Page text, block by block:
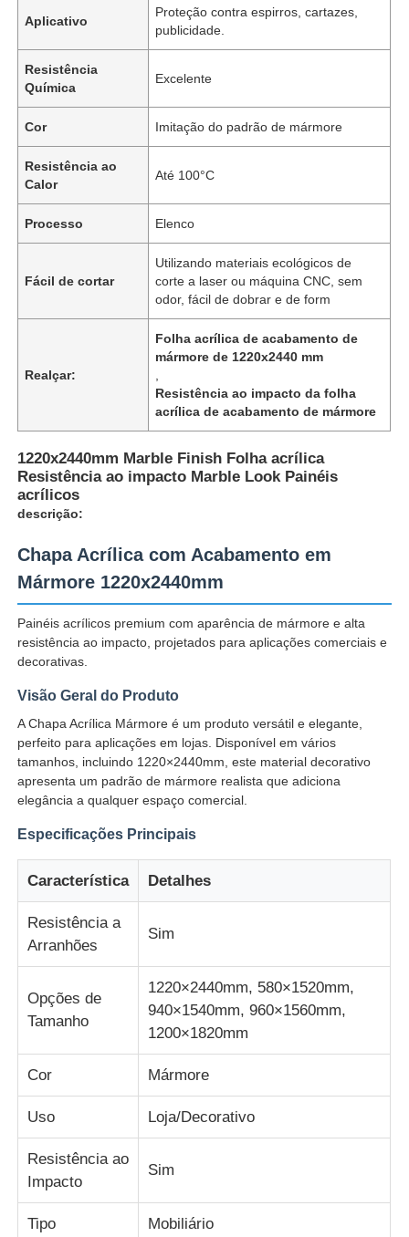
Produtos
Quem Somos
Fábrica
Controle de Qualidade
Fale Conosco
notícias
Todos os casos
Blog
Pedir um orçamento
Aplicativo
Proteção contra espirros, cartazes,
publicidade.
Resistência
Química
Excelente
Cor Imitação do padrão de mármore
Resistência ao
Calor
Até 100°C
Processo Elenco
Fácil de cortar
Utilizando materiais ecológicos de
corte a laser ou máquina CNC, sem
odor, fácil de dobrar e de form
Realçar:
Folha acrílica de acabamento de
mármore de 1220x2440 mm
Resistência ao impacto da folha
acrílica de acabamento de mármore
1220x2440mm Marble Finish Folha acrílica
Resistência ao impacto Marble Look Painéis
acrílicos
descrição:
Chapa Acrílica com Acabamento em
Mármore 1220x2440mm
Painéis acrílicos premium com aparência de mármore e alta
resistência ao impacto, projetados para aplicações comerciais e
decorativas.
Visão Geral do Produto
A Chapa Acrílica Mármore é um produto versátil e elegante,
perfeito para aplicações em lojas. Disponível em vários
tamanhos, incluindo 1220×2440mm, este material decorativo
apresenta um padrão de mármore realista que adiciona
elegância a qualquer espaço comercial.
Especificações Principais
Característica Detalhes
Resistência a
Arranhões
Sim
Opções de
Tamanho
1220×2440mm, 580×1520mm,
940×1540mm, 960×1560mm,
1200×1820mm
Cor Mármore
Uso Loja/Decorativo
Resistência ao
Impacto
Sim
Tipo Mobiliário